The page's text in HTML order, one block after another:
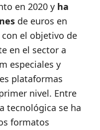
en 2020 y ha
de euros en
el objetivo de
en el sector a
especiales y
plataformas
nivel. Entre
tecnológica se ha
formatos